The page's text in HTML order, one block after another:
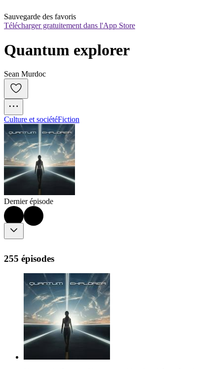
Sauvegarde des favoris
Télécharger gratuitement dans l'App Store
Quantum explorer
Sean Murdoc
Culture et sociétéFiction
Dernier épisode
255 épisodes